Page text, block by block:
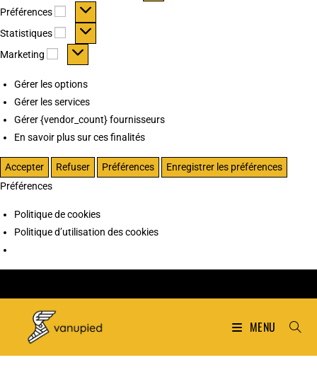
Préférences
Préférences
Statistiques Statistiques
Marketing Marketing
Gérer les options
Gérer les services
Gérer {vendor_count} fournisseurs
En savoir plus sur ces finalités
Accepter Refuser Préférences
Enregistrer les préférences
Préférences
Politique de cookies
Politique d’utilisation des cookies
MENU